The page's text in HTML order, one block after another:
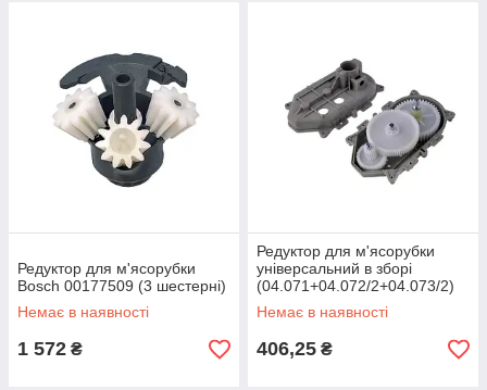
Редуктор для м'ясорубки
Bosch 00177509 (3 шестерні)
Немає в наявності
1 572 ₴
Редуктор для м'ясорубки
універсальний в зборі
(04.071+04.072/2+04.073/2)
Немає в наявності
406,25 ₴